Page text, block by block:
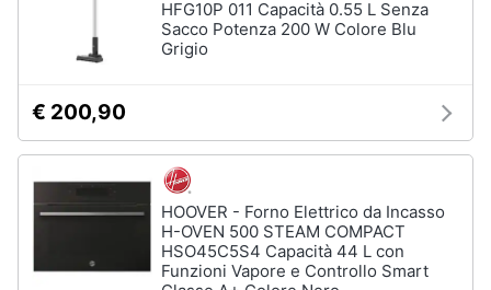
HFG10P 011 Capacità 0.55 L Senza
Sacco Potenza 200 W Colore Blu
Grigio
€ 200,90
HOOVER - Forno Elettrico da Incasso
H-OVEN 500 STEAM COMPACT
HSO45C5S4 Capacità 44 L con
Funzioni Vapore e Controllo Smart